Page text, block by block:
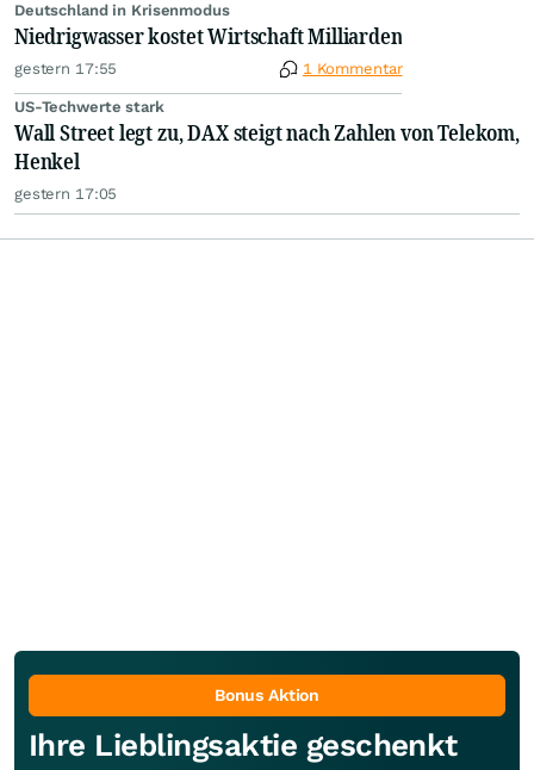
Deutschland in Krisenmodus
Niedrigwasser kostet Wirtschaft Milliarden
gestern 17:55 1 Kommentar
US-Techwerte stark
Wall Street legt zu, DAX steigt nach Zahlen von Telekom,
Henkel
gestern 17:05
Bonus Aktion
Ihre Lieblingsaktie geschenkt